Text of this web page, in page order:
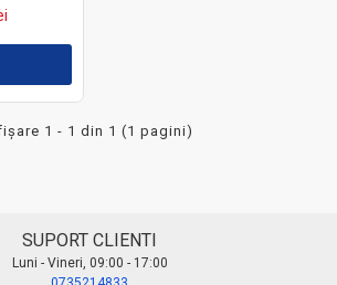
1 - 1 din 1 (1 pagini)
SUPORT CLIENTI
Luni - Vineri, 09:00 - 17:00